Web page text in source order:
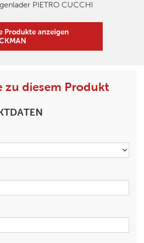
PIETRO CUCCHI
Produkte anzeigen
zu diesem Produkt